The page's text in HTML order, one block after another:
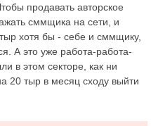
продавать авторское
сммщика на сети, и
хотя бы - себе и сммщику,
А это уже работа-работа-
в этом секторе, как ни
20 тыр в месяц сходу выйти